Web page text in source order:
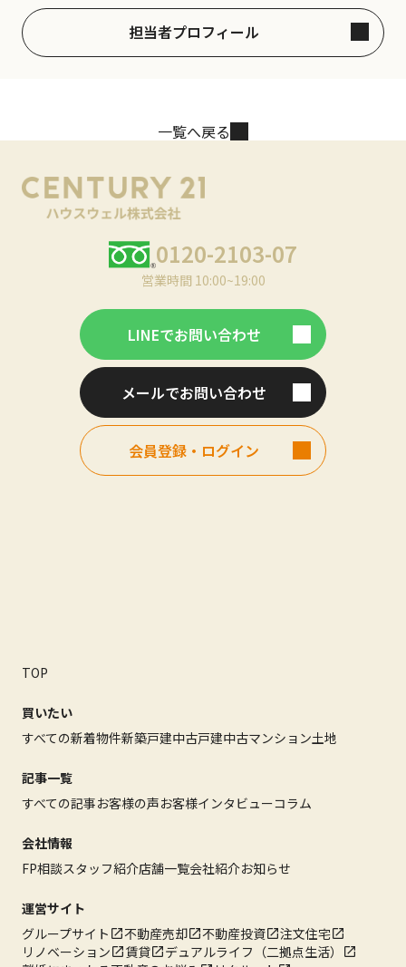
担当者プロフィール
一覧へ戻る
0120-2103-07
営業時間 10:00~19:00
LINEでお問い合わせ
メールでお問い合わせ
会員登録・ログイン
TOP
買いたい
すべての新着物件新築戸建中古戸建中古マンション土地
記事一覧
すべての記事お客様の声お客様インタビューコラム
会社情報
FP相談スタッフ紹介店舗一覧会社紹介お知らせ
運営サイト
グループサイト
不動産売却 不動産投資
注文住宅
リノベーション
賃貸
デュアルライフ（二拠点生活）